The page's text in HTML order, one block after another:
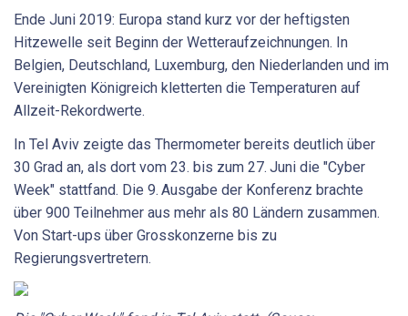
Ende Juni 2019: Europa stand kurz vor der heftigsten
Hitzewelle seit Beginn der Wetteraufzeichnungen. In
Belgien, Deutschland, Luxemburg, den Niederlanden und im
Vereinigten Königreich kletterten die Temperaturen auf
Allzeit-Rekordwerte.
In Tel Aviv zeigte das Thermometer bereits deutlich über
30 Grad an, als dort vom 23. bis zum 27. Juni die "Cyber
Week" stattfand. Die 9. Ausgabe der Konferenz brachte
über 900 Teilnehmer aus mehr als 80 Ländern zusammen.
Von Start-ups über Grosskonzerne bis zu
Regierungsvertretern.